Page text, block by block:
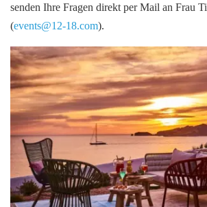
senden Ihre Fragen direkt per Mail an Frau
(events@12-18.com).